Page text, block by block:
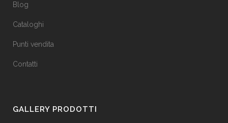
Blog
Cataloghi
Punti vendita
Contatti
GALLERY PRODOTTI